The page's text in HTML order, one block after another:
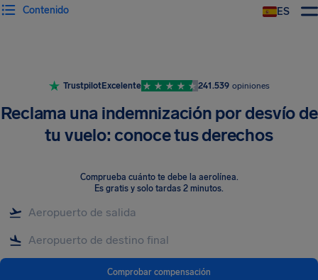
ES
Contenido
TrustpilotExcelente 241.539 opiniones
Reclama una indemnización por desvío de
tu vuelo: conoce tus derechos
Comprueba cuánto te debe la aerolínea.
Es gratis y solo tardas 2 minutos.
Comprobar compensación